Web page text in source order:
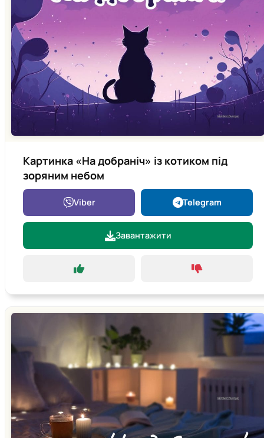
Картинка «На добраніч» із котиком під
зоряним небом
Viber Telegram
Завантажити